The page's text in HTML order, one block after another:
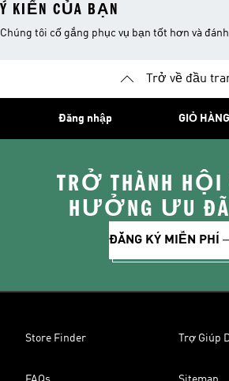
Ý KIẾN CỦA BẠN
Chúng tôi cố gắng phục vụ bạn tốt hơn và
Trở về đầu
Đăng nhập GIỎ
TRỞ THÀNH HỘI
HƯỞNG ƯU
ĐĂNG KÝ MIỄN PHÍ
Store Finder Trợ Giúp